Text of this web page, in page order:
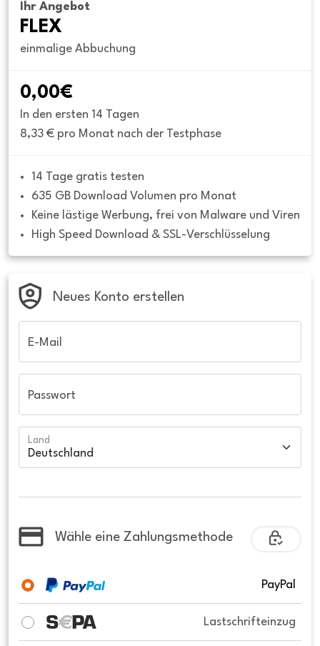
Ihr Angebot
FLEX
einmalige Abbuchung
0,00€
In den ersten 14 Tagen
8,33 € pro Monat nach der Testphase
14 Tage gratis testen
635 GB Download Volumen pro Monat
Keine lästige Werbung, frei von Malware und Viren
High Speed Download & SSL-Verschlüsselung
Neues Konto erstellen
E-Mail
Passwort
Land
Wähle eine Zahlungsmethode
PayPal
Lastschrifteinzug